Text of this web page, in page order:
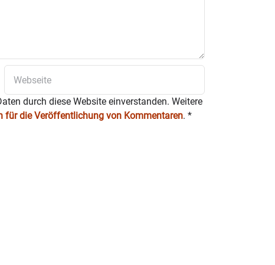
durch diese Website einverstanden. Weitere
für die Veröffentlichung von Kommentaren. *